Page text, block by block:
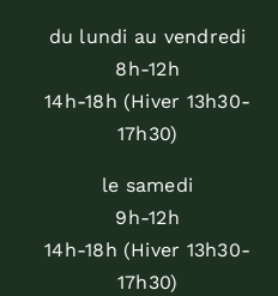
du lundi au vendredi
8h-12h
14h-18h (Hiver 13h30-
17h30)
le samedi
9h-12h
14h-18h (Hiver 13h30-
17h30)